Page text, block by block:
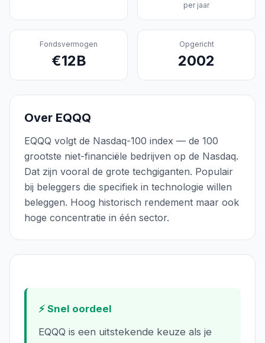
per jaar
Fondsvermogen
€12B
Opgericht
2002
Over EQQQ
EQQQ volgt de Nasdaq-100 index — de 100
grootste niet-financiële bedrijven op de Nasdaq.
Dat zijn vooral de grote techgiganten. Populair
bij beleggers die specifiek in technologie willen
beleggen. Hoog historisch rendement maar ook
hoge concentratie in één sector.
⚡ Snel oordeel
EQQQ is een uitstekende keuze als je